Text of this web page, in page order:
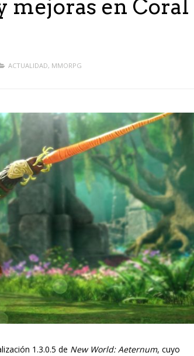
mejoras en Coral
ACTUALIDAD, MMORPG
1.3.0.5 de New World: Aeternum, cuyo